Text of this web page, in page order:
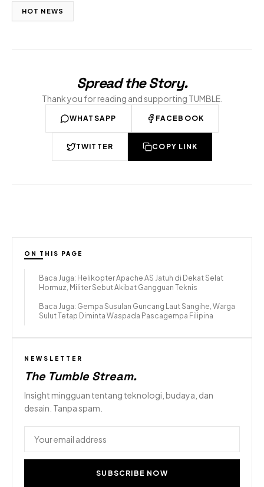
HOT NEWS
Spread the Story.
Thank you for reading and supporting TUMBLE.
WHATSAPP FACEBOOK
TWITTER COPY LINK
ON THIS PAGE
Baca Juga: Helikopter Apache AS Jatuh di Dekat Selat
Hormuz, Militer Sebut Akibat Gangguan Teknis
Baca Juga: Gempa Susulan Guncang Laut Sangihe, Warga
Sulut Tetap Diminta Waspada Pascagempa Filipina
NEWSLETTER
The Tumble Stream.
Insight mingguan tentang teknologi, budaya, dan
desain. Tanpa spam.
SUBSCRIBE NOW